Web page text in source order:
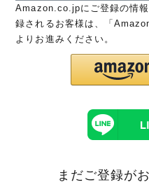
Amazon.co.jpにご登録の情
録されるお客様は、「
よりお進みください。
まだご登録が